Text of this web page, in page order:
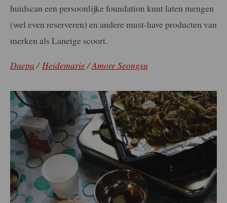
huidscan een persoonlijke foundation kunt laten mengen
(wel even reserveren) en andere must-have producten van
merken als Laneige scoort.
Daepa/Heidemarie/Amore Seongsu